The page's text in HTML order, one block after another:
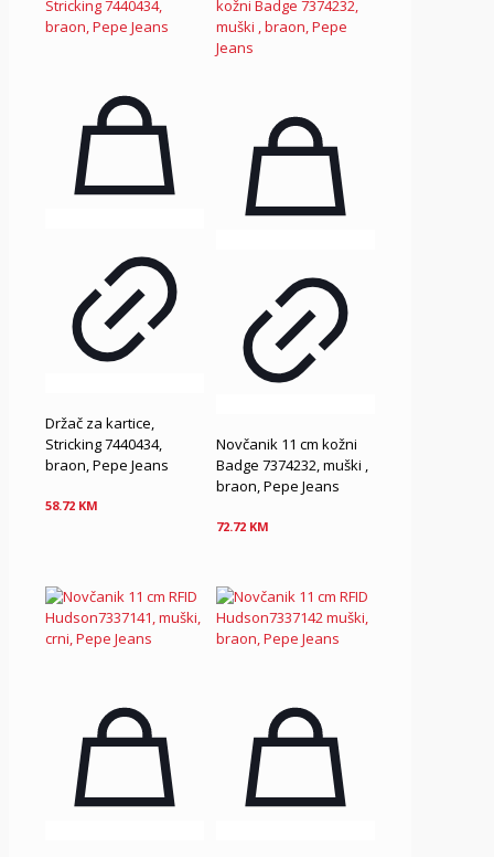
Držač za kartice,
Stricking 7440434,
braon, Pepe Jeans
58.72 KM
Novčanik 11 cm kožni
Badge 7374232, muški ,
braon, Pepe Jeans
72.72 KM